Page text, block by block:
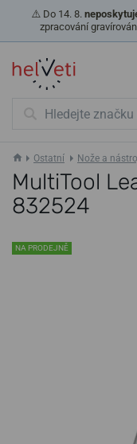
⚠️ Do 14. 8.
zpracování
Ostatní Nože a
MultiTool
832524
NA PRODEJNĚ